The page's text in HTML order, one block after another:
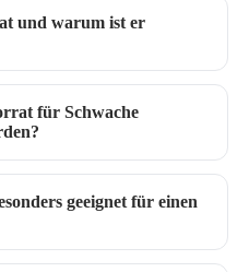
und warum ist er
für Schwache
geeignet für einen